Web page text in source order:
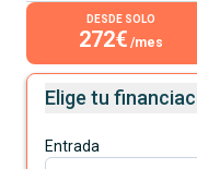
DESDE SOLO
272€ /mes
Elige tu
Entrada